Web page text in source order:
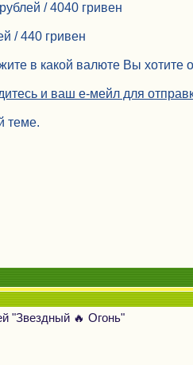
/ 4040 гривен
/ 440 гривен
в какой валюте Вы хотите
и ваш е-мейл для
теме.
"Звездный 🔥 Огонь"